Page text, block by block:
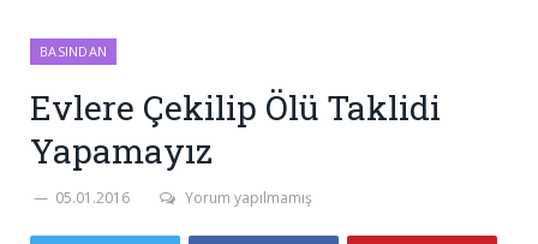
BASINDAN
Evlere Çekilip Ölü Taklidi
Yapamayız
05.01.2016 Yorum yapılmamış